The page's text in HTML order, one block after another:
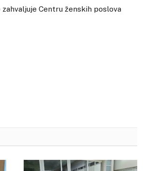
Centru ženskih poslova